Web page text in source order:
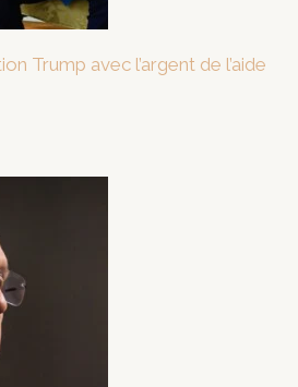
Trump avec l’argent de l’aide